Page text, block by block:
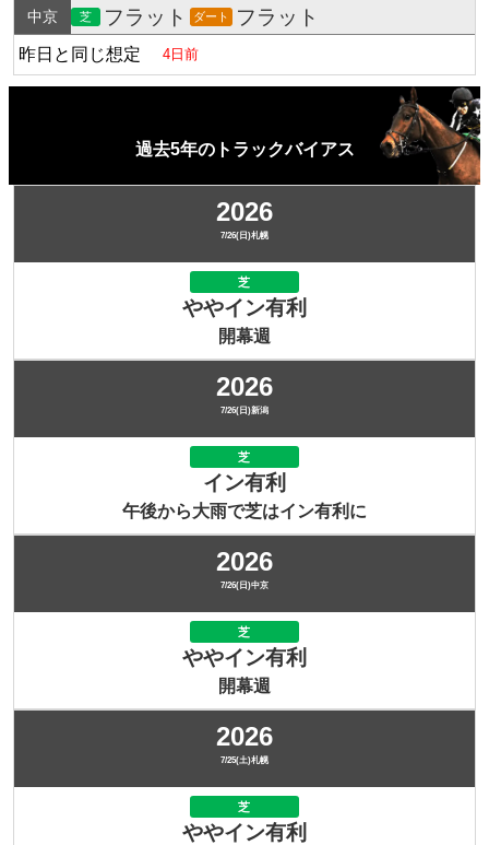
中京 芝 フラット ダート フラット
昨日と同じ想定 4日前
過去5年のトラックバイアス
2026
7/26(日)札幌
芝
ややイン有利
開幕週
2026
7/26(日)新潟
芝
イン有利
午後から大雨で芝はイン有利に
2026
7/26(日)中京
芝
ややイン有利
開幕週
2026
7/25(土)札幌
芝
ややイン有利